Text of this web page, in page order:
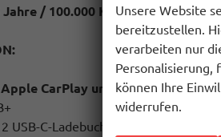
/ 100.000 Km
CarPlay und Android Auto
USB-C-Ladebuchsen an der
Unsere Website
bereitzustellen.
verarbeiten nur
Personalisierung,
können Ihre
widerrufen.